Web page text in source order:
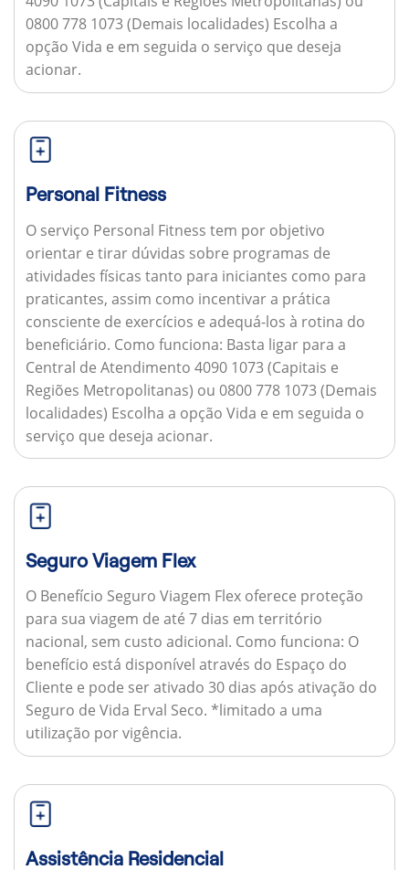
0800 778 1073 (Demais localidades) Escolha a
opção Vida e em seguida o serviço que deseja
acionar.
Personal Fitness
O serviço Personal Fitness tem por objetivo
orientar e tirar dúvidas sobre programas de
atividades físicas tanto para iniciantes como para
praticantes, assim como incentivar a prática
consciente de exercícios e adequá-los à rotina do
beneficiário. Como funciona: Basta ligar para a
Central de Atendimento 4090 1073 (Capitais e
Regiões Metropolitanas) ou 0800 778 1073 (Demais
localidades) Escolha a opção Vida e em seguida o
serviço que deseja acionar.
Seguro Viagem Flex
O Benefício Seguro Viagem Flex oferece proteção
para sua viagem de até 7 dias em território
nacional, sem custo adicional. Como funciona: O
benefício está disponível através do Espaço do
Cliente e pode ser ativado 30 dias após ativação do
Seguro de Vida Erval Seco. *limitado a uma
utilização por vigência.
Assistência Residencial